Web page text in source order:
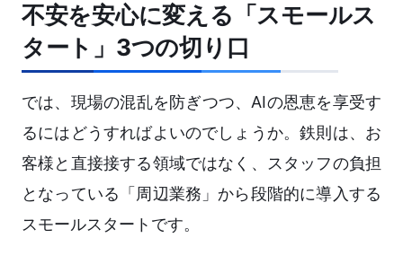
不安を安心に変える「スモールス
タート」3つの切り口
では、現場の混乱を防ぎつつ、AIの恩恵を享受す
るにはどうすればよいのでしょうか。鉄則は、お
客様と直接接する領域ではなく、スタッフの負担
となっている「周辺業務」から段階的に導入する
スモールスタートです。